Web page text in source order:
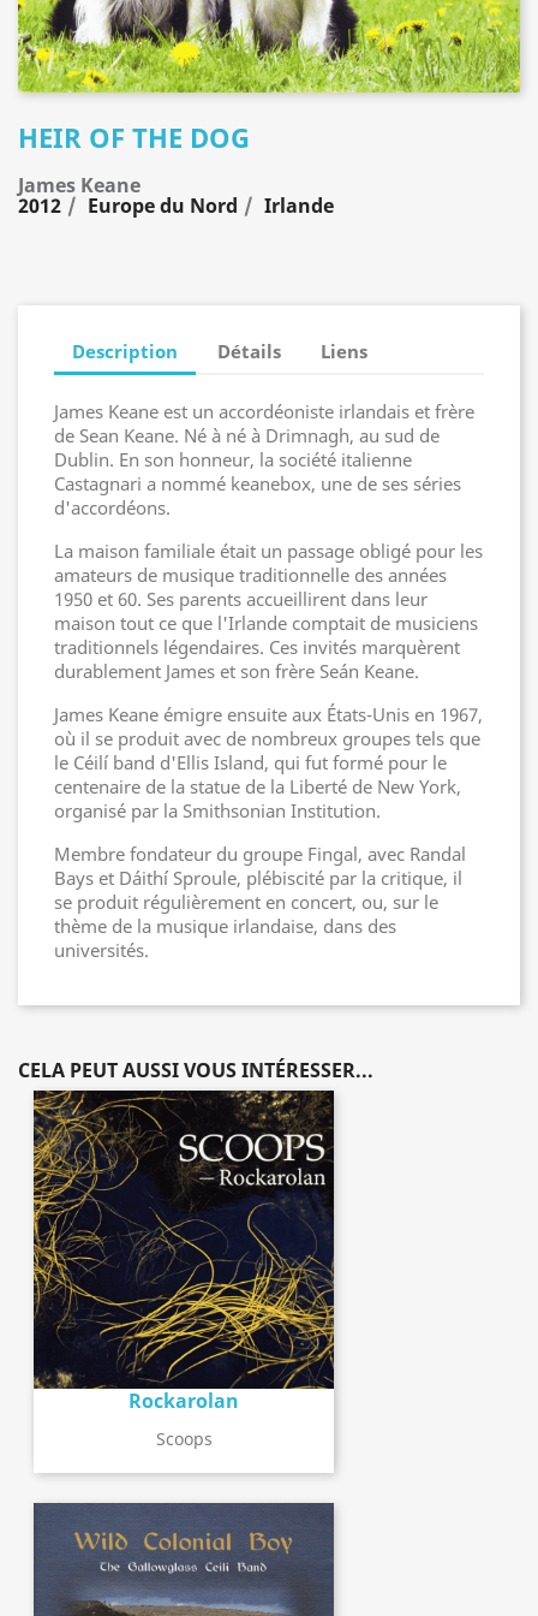
HEIR OF THE DOG
James Keane
2012 Europe du Nord Irlande
Description Détails Liens
James Keane est un accordéoniste irlandais et frère
de Sean Keane. Né à né à Drimnagh, au sud de
Dublin. En son honneur, la société italienne
Castagnari a nommé keanebox, une de ses séries
d'accordéons.
La maison familiale était un passage obligé pour les
amateurs de musique traditionnelle des années
1950 et 60. Ses parents accueillirent dans leur
maison tout ce que l'Irlande comptait de musiciens
traditionnels légendaires. Ces invités marquèrent
durablement James et son frère Seán Keane.
James Keane émigre ensuite aux États-Unis en 1967,
où il se produit avec de nombreux groupes tels que
le Céilí band d'Ellis Island, qui fut formé pour le
centenaire de la statue de la Liberté de New York,
organisé par la Smithsonian Institution.
Membre fondateur du groupe Fingal, avec Randal
Bays et Dáithí Sproule, plébiscité par la critique, il
se produit régulièrement en concert, ou, sur le
thème de la musique irlandaise, dans des
universités.
CELA PEUT AUSSI VOUS INTÉRESSER...
Rockarolan
Scoops